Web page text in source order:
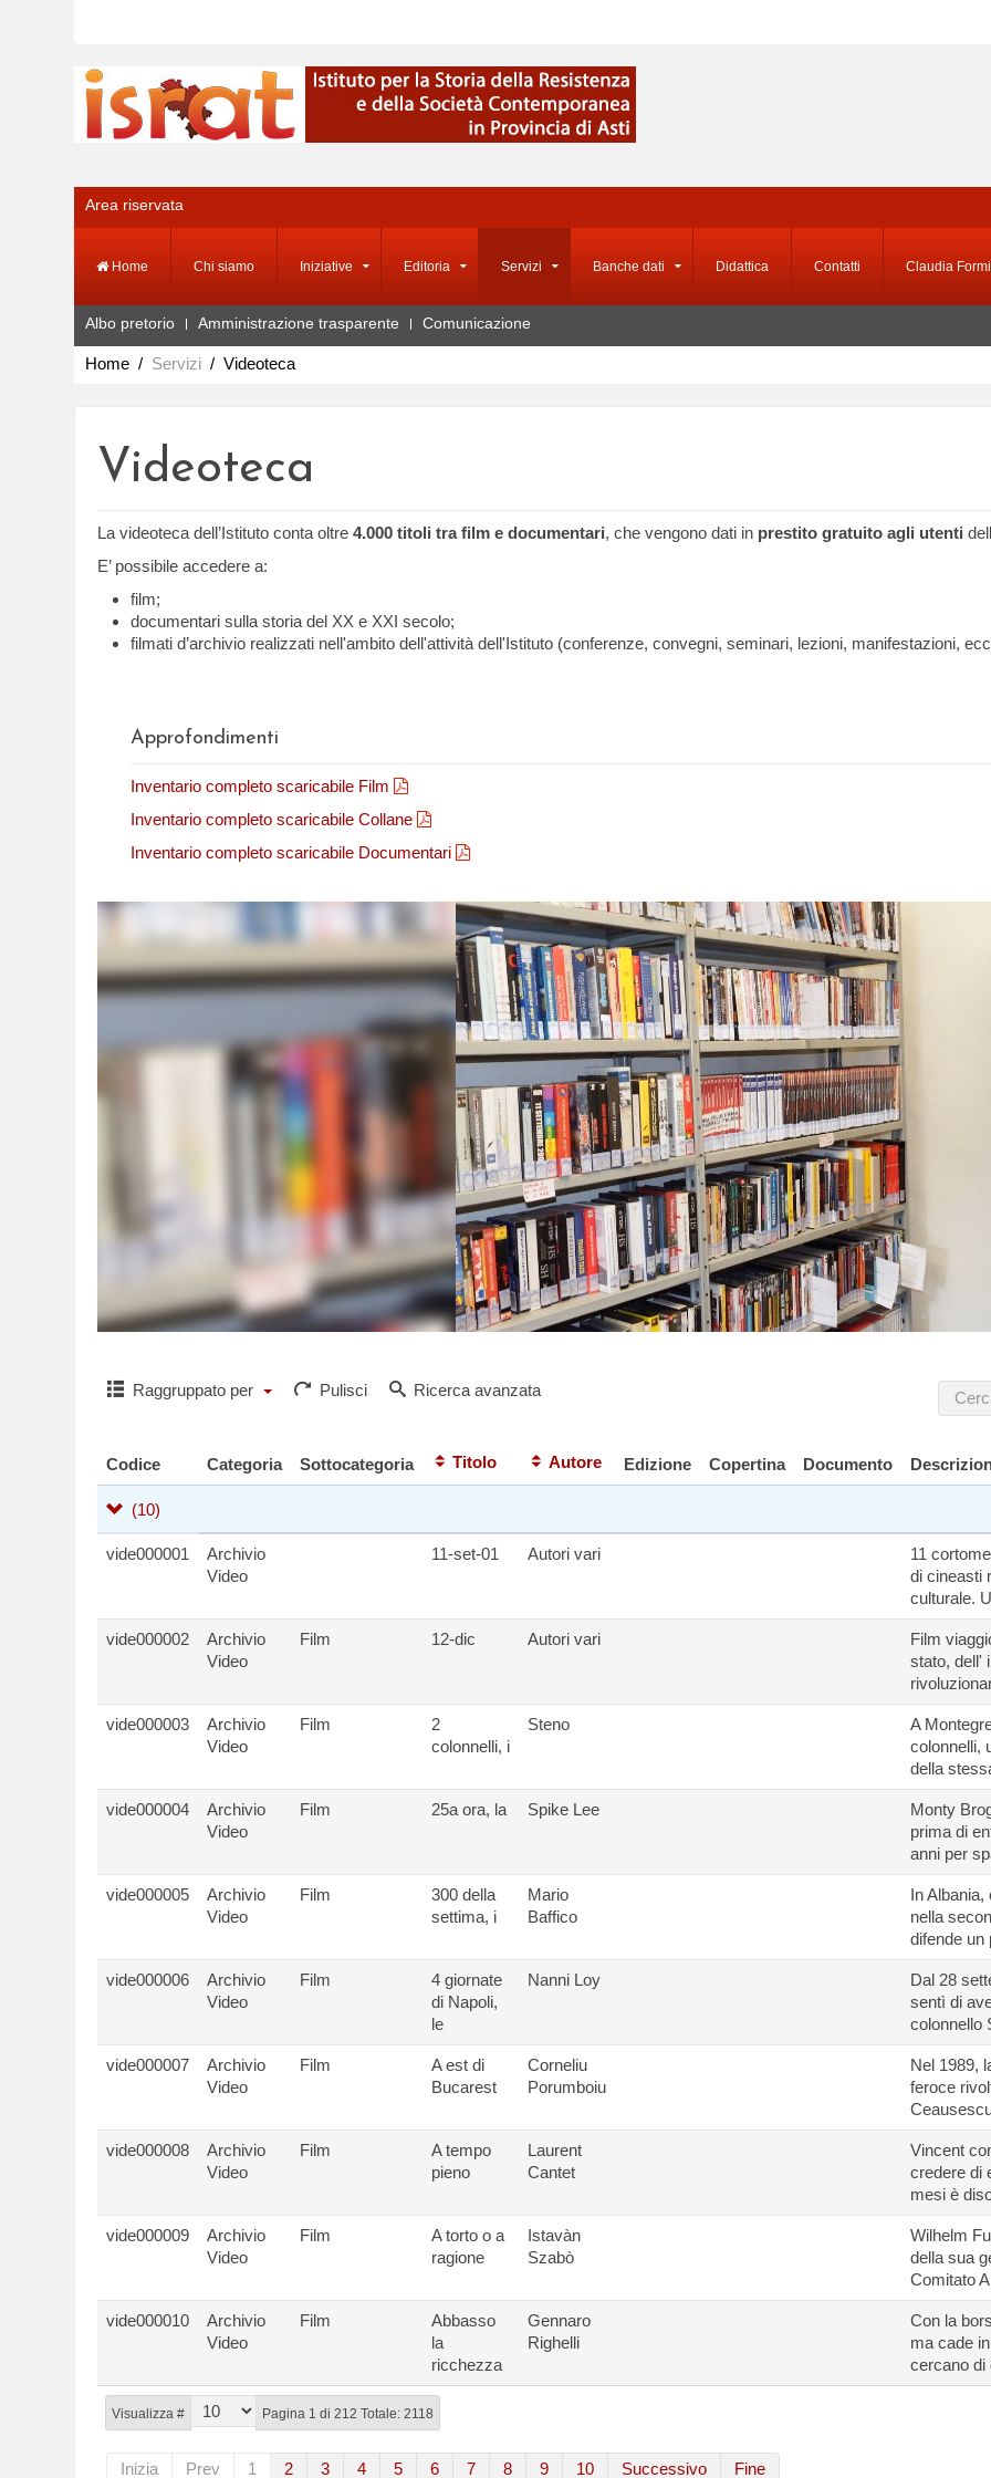
Area riservata
Home Chi siamo Iniziative Editoria Servizi Banche dati Didattica Contatti Claudia
Albo pretorio Amministrazione trasparente Comunicazione
Home Servizi Videoteca
Videoteca
La videoteca dell’Istituto conta oltre 4.000 titoli tra film e documentari, che vengono dati in prestito gratuito agli utenti
E’ possibile accedere a:
film;
documentari sulla storia del XX e XXI secolo;
filmati d’archivio realizzati nell'ambito dell'attività dell'Istituto (conferenze, convegni, seminari, lezioni, manifestazioni,
Approfondimenti
Inventario completo scaricabile Film
Inventario completo scaricabile Collane
Inventario completo scaricabile Documentari
Raggruppato per Pulisci Ricerca avanzata
Codice Categoria Sottocategoria Titolo Autore Edizione Copertina Documento
Visualizza # Pagina 1 di 212 Totale: 2118
Inizia Prev 1 2 3 4 5 6 7 8 9 10 Successivo Fine
(10)
vide000001
Archivio
Video
11-set-01 Autori vari
11
di cineasti
culturale.
vide000002
Archivio
Video
Film 12-dic Autori vari
Film
stato, dell'
vide000003
Archivio
Video
Film
2
colonnelli, i
Steno
A
colonnelli,
della
vide000004
Archivio
Video
Film 25a ora, la Spike Lee
Monty
prima di
anni per
vide000005
Archivio
Video
Film
300 della
settima, i
Mario
Baffico
In
nella
difende un
vide000006
Archivio
Video
Film
4 giornate
di Napoli,
le
Nanni Loy
Dal 28
sentì di
colonnello
vide000007
Archivio
Video
Film
A est di
Bucarest
Corneliu
Porumboiu
Nel 1989,
feroce
vide000008
Archivio
Video
Film
A tempo
pieno
Laurent
Cantet
Vincent
credere di
mesi è
vide000009
Archivio
Video
Film
A torto o a
ragione
Istavàn
Szabò
Wilhelm
della sua
Comitato
vide000010
Archivio
Video
Film
Abbasso
la
ricchezza
Gennaro
Righelli
Con la
ma cade
cercano di